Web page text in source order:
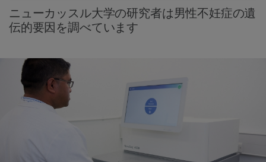
ニューカッスル大学の研究者は男性不妊症の遺
伝的要因を調べています